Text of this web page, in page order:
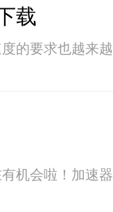
载
的要求也越来
机会啦！加速